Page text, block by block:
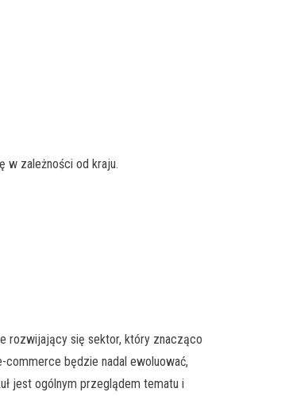
w zależności od kraju.
rozwijający się sektor, który znacząco
commerce będzie nadal ewoluować,
jest ogólnym przeglądem tematu i